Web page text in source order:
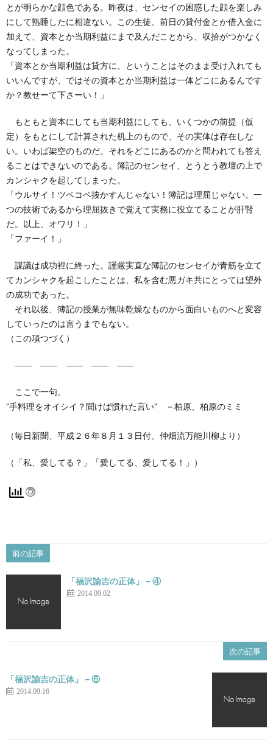
とが明らかな顔色である。昨夜は、センセイの困惑した顔を楽しみ
にして熟睡したに相違ない。この生徒、前日の貸付金とか借入金に
加えて、資本とか当期利益にまで及んだことから、収拾がつかなく
なってしまった。
「資本とか当期利益は貸方に、ということはそのまま受け入れても
いいんですが、ではその資本とか当期利益は一体どこにあるんです
か？教せーて下さーい！」
もともと資本にしても当期利益にしても、いくつかの前提（仮
定）をもとにして計算された机上のもので、その実体は存在しな
い。いわば架空のものだ。それをどこにあるのかと問われても答え
ることはできないのである。簿記のセンセイ、とうとう教壇の上で
カンシャクを起してしまった。
「ウルサイ！ツベコベ抜かすんじゃない！簿記は理屈じゃない。一
つの技術であるから理屈抜きで覚えて実務に役立てることが肝腎
だ。以上、オワリ！」
「ファーイ！」
謀議は成功裡に終った。謹厳実直な簿記のセンセイが青筋を立て
てカンシャクを起こしたことは、私を含む悪ガキ共にとっては望外
の成功であった。
それ以後、簿記の授業が無味乾燥なものから面白いものへと変容
していったのは言うまでもない。
（この項つづく）
―― ―― ―― ―― ――
ここで一句。
”手料理をオイシイ？聞けば慣れた言い” －柏原、柏原のミミ
（毎日新聞、平成２６年８月１３日付、仲畑流万能川柳より）
（「私、愛してる？」「愛してる、愛してる！」）
前の記事
「福沢諭吉の正体」－④
2014.09.02
次の記事
「福沢諭吉の正体」－⑥
2014.09.16